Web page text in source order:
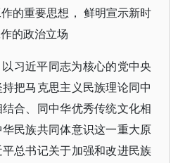
的重要思想， 鲜明宣示新时
的政治立场
习近平同志为核心的党中央
把马克思主义民族理论同中
合、同中华优秀传统文化相
民族共同体意识这一重大原
总书记关于加强和改进民族